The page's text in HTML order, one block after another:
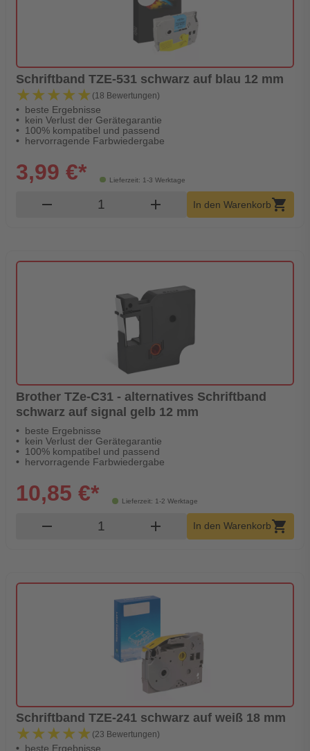
Schriftband TZE-531 schwarz auf blau 12 mm
★★★★★
★★★★★ (18 Bewertungen)
beste Ergebnisse
kein Verlust der Gerätegarantie
100% kompatibel und passend
hervorragende Farbwiedergabe
Lieferzeit: 1-3 Werktage
3,99 €*
remove Produkt Warenkorb Menge
add In den Warenkorbshopping_cart
Brother TZe-C31 - alternatives Schriftband
schwarz auf signal gelb 12 mm
beste Ergebnisse
kein Verlust der Gerätegarantie
100% kompatibel und passend
hervorragende Farbwiedergabe
Lieferzeit: 1-2 Werktage
10,85 €*
remove Produkt Warenkorb Menge
add In den Warenkorbshopping_cart
Schriftband TZE-241 schwarz auf weiß 18 mm
★★★★★
★★★★★ (23 Bewertungen)
beste Ergebnisse